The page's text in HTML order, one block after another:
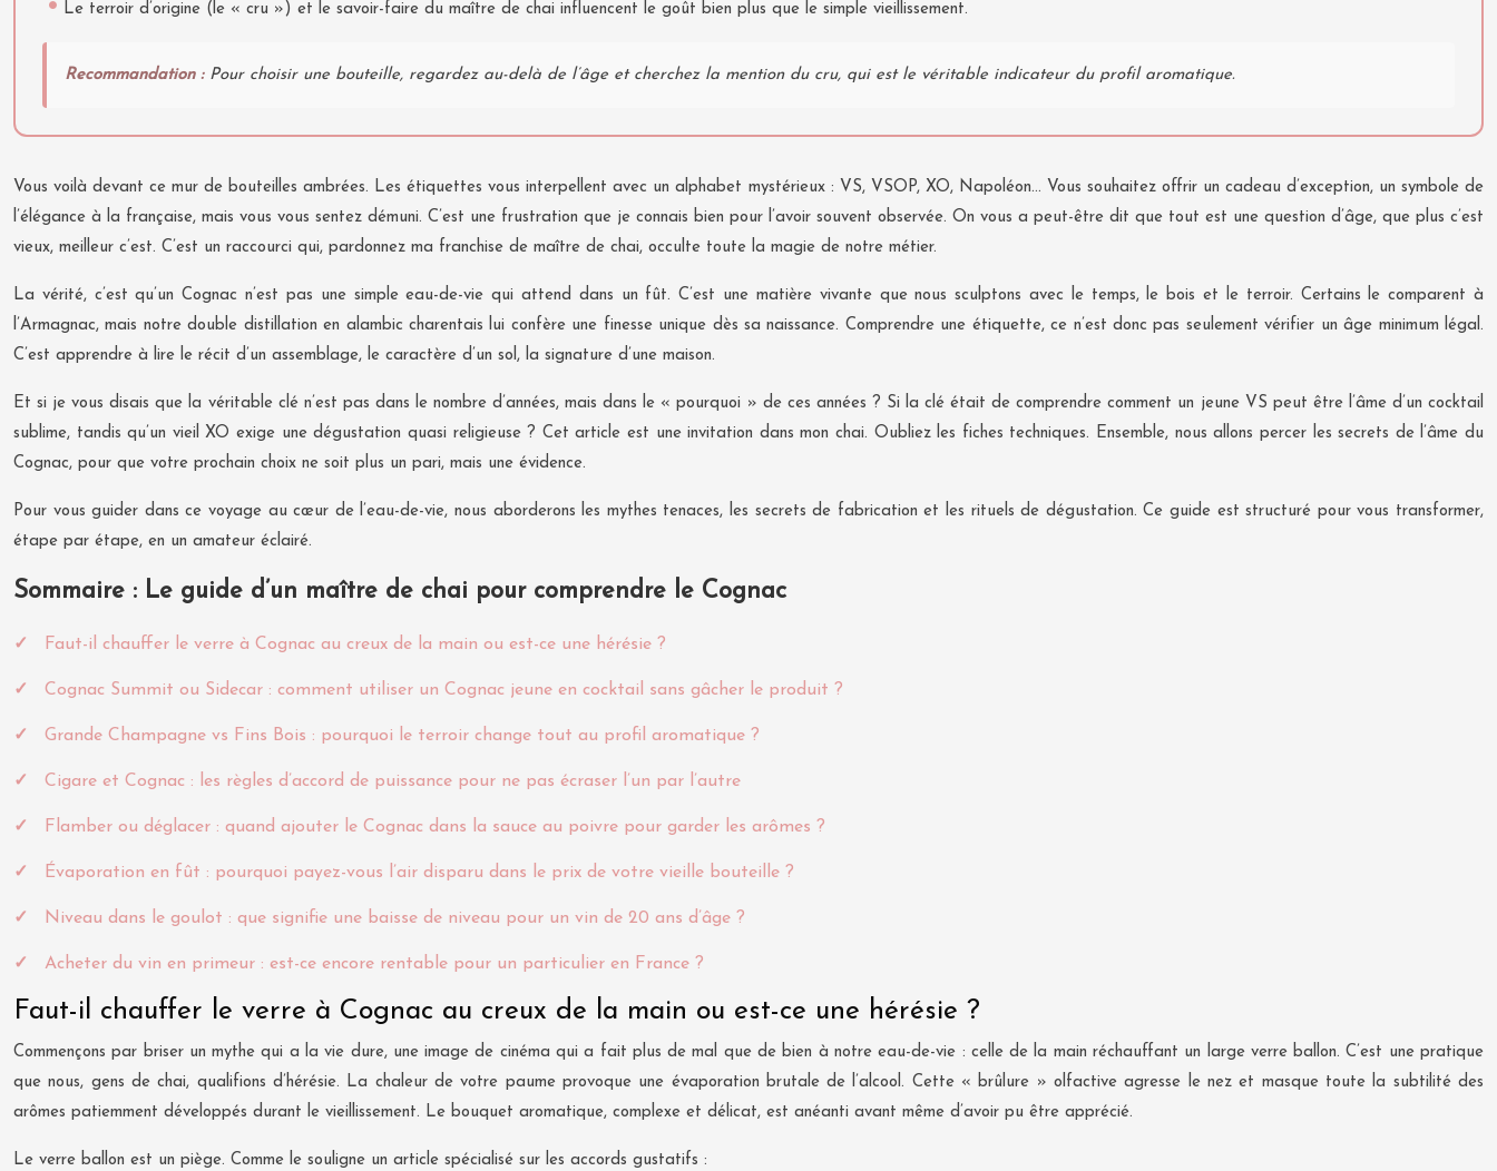
Le terroir d’origine (le « cru ») et le savoir-faire du maître de chai influencent le goût bien plus que le simple vieillissement.
Recommandation :Pour choisir une bouteille, regardez au-delà de l’âge et cherchez la mention du cru, qui est le véritable indicateur du profil aromatique.
Vous voilà devant ce mur de bouteilles ambrées. Les étiquettes vous interpellent avec un alphabet mystérieux : VS, VSOP, XO, Napoléon… Vous souhaitez offrir un cadeau d’exception, un symbole de
l’élégance à la française, mais vous vous sentez démuni. C’est une frustration que je connais bien pour l’avoir souvent observée. On vous a peut-être dit que tout est une question d’âge, que plus c’est
vieux, meilleur c’est. C’est un raccourci qui, pardonnez ma franchise de maître de chai, occulte toute la magie de notre métier.
La vérité, c’est qu’un Cognac n’est pas une simple eau-de-vie qui attend dans un fût. C’est une matière vivante que nous sculptons avec le temps, le bois et le terroir. Certains le comparent à
l’Armagnac, mais notre double distillation en alambic charentais lui confère une finesse unique dès sa naissance. Comprendre une étiquette, ce n’est donc pas seulement vérifier un âge minimum légal.
C’est apprendre à lire le récit d’un assemblage, le caractère d’un sol, la signature d’une maison.
Et si je vous disais que la véritable clé n’est pas dans le nombre d’années, mais dans le « pourquoi » de ces années ? Si la clé était de comprendre comment un jeune VS peut être l’âme d’un cocktail
sublime, tandis qu’un vieil XO exige une dégustation quasi religieuse ? Cet article est une invitation dans mon chai. Oubliez les fiches techniques. Ensemble, nous allons percer les secrets de l’âme du
Cognac, pour que votre prochain choix ne soit plus un pari, mais une évidence.
Pour vous guider dans ce voyage au cœur de l’eau-de-vie, nous aborderons les mythes tenaces, les secrets de fabrication et les rituels de dégustation. Ce guide est structuré pour vous transformer,
étape par étape, en un amateur éclairé.
Sommaire : Le guide d’un maître de chai pour comprendre le Cognac
Faut-il chauffer le verre à Cognac au creux de la main ou est-ce une hérésie ?
Cognac Summit ou Sidecar : comment utiliser un Cognac jeune en cocktail sans gâcher le produit ?
Grande Champagne vs Fins Bois : pourquoi le terroir change tout au profil aromatique ?
Cigare et Cognac : les règles d’accord de puissance pour ne pas écraser l’un par l’autre
Flamber ou déglacer : quand ajouter le Cognac dans la sauce au poivre pour garder les arômes ?
Évaporation en fût : pourquoi payez-vous l’air disparu dans le prix de votre vieille bouteille ?
Niveau dans le goulot : que signifie une baisse de niveau pour un vin de 20 ans d’âge ?
Acheter du vin en primeur : est-ce encore rentable pour un particulier en France ?
Faut-il chauffer le verre à Cognac au creux de la main ou est-ce une hérésie ?
Commençons par briser un mythe qui a la vie dure, une image de cinéma qui a fait plus de mal que de bien à notre eau-de-vie : celle de la main réchauffant un large verre ballon. C’est une pratique
que nous, gens de chai, qualifions d’hérésie. La chaleur de votre paume provoque une évaporation brutale de l’alcool. Cette « brûlure » olfactive agresse le nez et masque toute la subtilité des
arômes patiemment développés durant le vieillissement. Le bouquet aromatique, complexe et délicat, est anéanti avant même d’avoir pu être apprécié.
Le verre ballon est un piège. Comme le souligne un article spécialisé sur les accords gustatifs :